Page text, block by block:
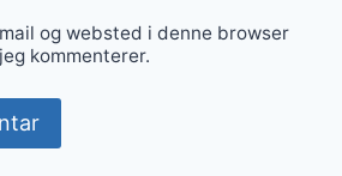
og websted i denne browser
kommenterer.